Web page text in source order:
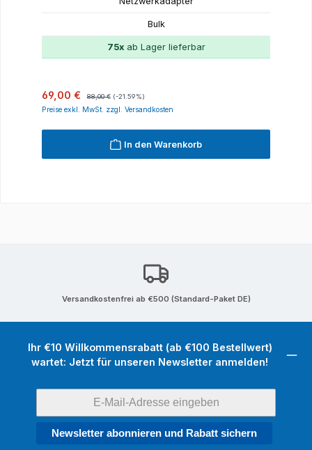
Bulk
75xab Lager lieferbar
Verkaufspreis:
69,00 € Regulärer Preis:
88,00 € (-21.59%)
Preise exkl. MwSt. zzgl. Versandkosten
In den Warenkorb
Versandkostenfrei ab €500 (Standard-Paket DE)
Ihr €10 Willkommensrabatt (ab €100 Bestellwert)
wartet: Jetzt für unseren Newsletter anmelden!
Newsletter abonnieren und Rabatt sichern